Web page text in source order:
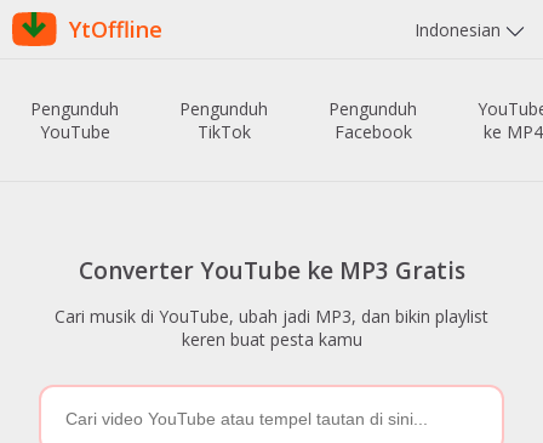
YtOffline Indonesian
Pengunduh
YouTube
Pengunduh
TikTok
Pengunduh
Facebook
ke MP4
Converter YouTube ke MP3 Gratis
Cari musik di YouTube, ubah jadi MP3, dan bikin playlist
keren buat pesta kamu